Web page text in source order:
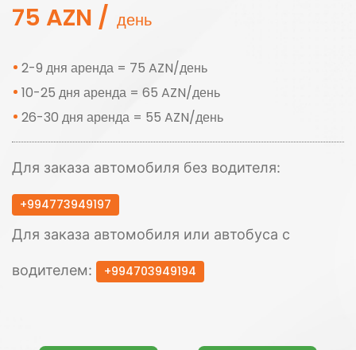
75 AZN / день
2-9 дня аренда = 75 AZN/день
10-25 дня аренда = 65 AZN/день
26-30 дня аренда = 55 AZN/день
Для заказа автомобиля без водителя:
+994773949197
Для заказа автомобиля или автобуса с
водителем: +994703949194